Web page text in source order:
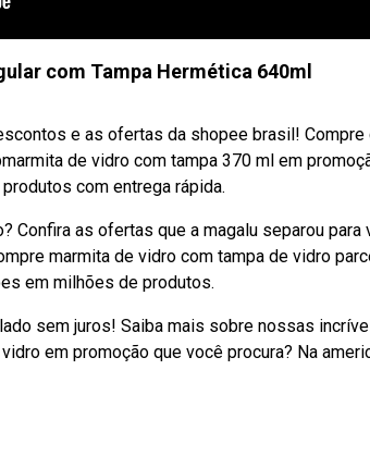
com Tampa Hermética 640ml
e as ofertas da shopee brasil! Compre
de vidro com tampa 370 ml em
com entrega rápida.
Confira as ofertas que a magalu separou para
marmita de vidro com tampa de vidro
em milhões de produtos.
sem juros! Saiba mais sobre nossas
em promoção que você procura? Na